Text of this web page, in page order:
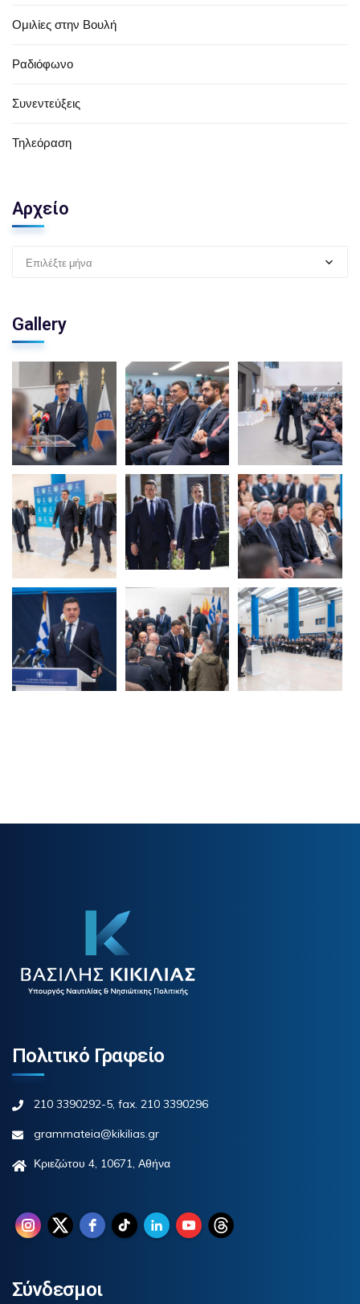
Ομιλίες στην Βουλή
Ραδιόφωνο
Συνεντεύξεις
Τηλεόραση
Αρχείο
Επιλέξτε μήνα
Gallery
Πολιτικό Γραφείο
210 3390292-5, fax. 210 3390296
grammateia@kikilias.gr
Κριεζώτου 4, 10671, Αθήνα
Σύνδεσμοι